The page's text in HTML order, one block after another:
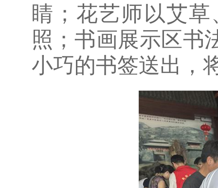
睛；花艺师以艾
照；书画展示区书
小巧的书签送出，